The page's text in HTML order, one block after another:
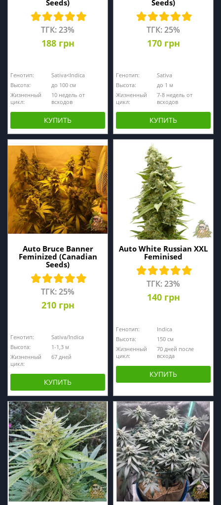
Seeds)
ТГК: 23%
188 грн
Генотип:
Sativa<Indica
Высота:
до 100 см
Жизненный
цикл:
10 недель от
всходов
КУПИТЬ
Seeds)
ТГК: 25%
170 грн
Генотип:
Sativa
Высота:
до 1 м
Жизненный
цикл:
7-8 недель от
всходов
КУПИТЬ
Auto Bruce Banner
Feminized (Canadian
Seeds)
ТГК: 25%
210 грн
Генотип:
Sativa/Indica
Высота:
1-1,3 м
Жизненный
цикл:
67 дней
КУПИТЬ
Auto White Russian XXL
Feminised
ТГК: 23%
140 грн
Генотип:
Indica
Высота:
150 см
Жизненный
цикл:
70 дней после
всхода
КУПИТЬ